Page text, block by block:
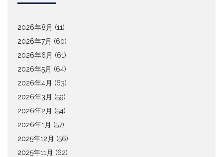
2026年8月 (11)
2026年7月 (60)
2026年6月 (61)
2026年5月 (64)
2026年4月 (63)
2026年3月 (59)
2026年2月 (54)
2026年1月 (57)
2025年12月 (56)
2025年11月 (62)